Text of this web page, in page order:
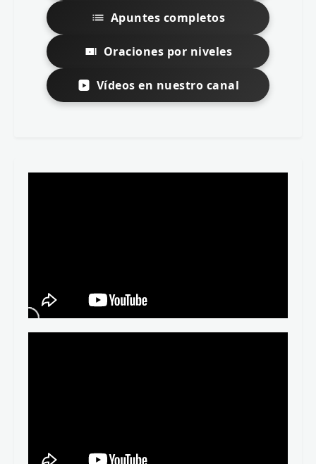
Apuntes completos
Oraciones por niveles
Vídeos en nuestro canal